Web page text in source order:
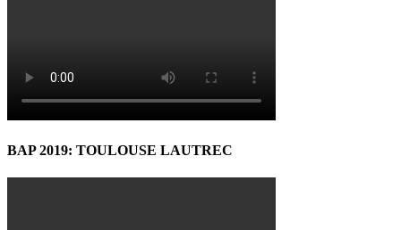
BAP 2019: TOULOUSE LAUTREC